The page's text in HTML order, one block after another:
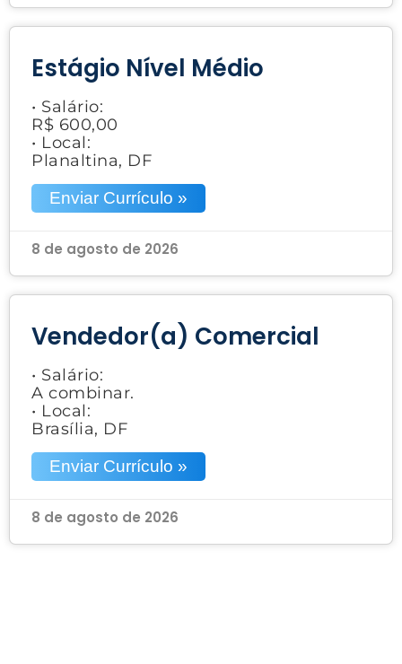
Estágio Nível Médio
• Salário:
R$ 600,00
• Local:
Planaltina, DF
Enviar Currículo »
8 de agosto de 2026
Vendedor(a) Comercial
• Salário:
A combinar.
• Local:
Brasília, DF
Enviar Currículo »
8 de agosto de 2026